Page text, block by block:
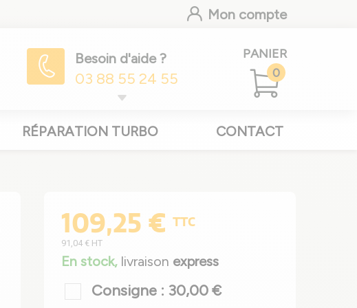
Mon compte
Besoin d'aide ?
03 88 55 24 55
PANIER
0
RÉPARATION TURBO CONTACT
109,25 € TTC
91,04 € HT
En stock, livraison express
Consigne : 30,00 €